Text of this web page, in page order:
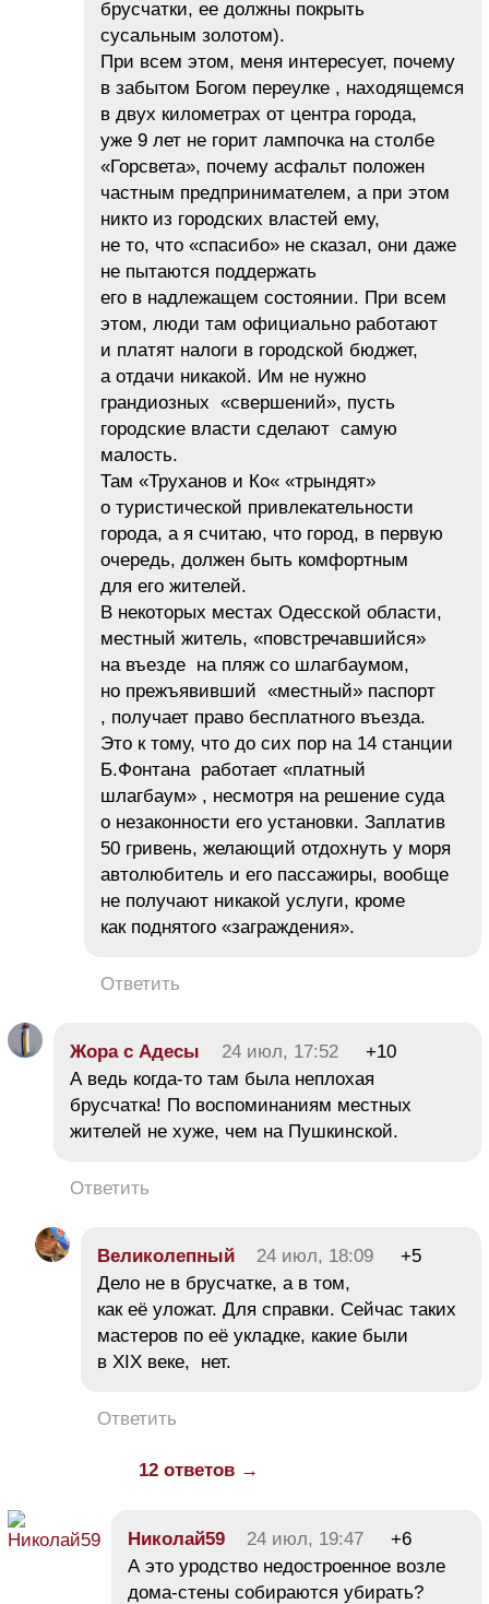
брусчатки, ее должны покрыть
сусальным золотом).
При всем этом, меня интересует, почему
в забытом Богом переулке , находящемся
в двух километрах от центра города,
уже 9 лет не горит лампочка на столбе
«Горсвета», почему асфальт положен
частным предпринимателем, а при этом
никто из городских властей ему,
не то, что «спасибо» не сказал, они даже
не пытаются поддержать
его в надлежащем состоянии. При всем
этом, люди там официально работают
и платят налоги в городской бюджет,
а отдачи никакой. Им не нужно
грандиозных «свершений», пусть
городские власти сделают самую
малость.
Там «Труханов и Ко« «трындят»
о туристической привлекательности
города, а я считаю, что город, в первую
очередь, должен быть комфортным
для его жителей.
В некоторых местах Одесской области,
местный житель, «повстречавшийся»
на въезде на пляж со шлагбаумом,
но прежъявивший «местный» паспорт
, получает право бесплатного въезда.
Это к тому, что до сих пор на 14 станции
Б.Фонтана работает «платный
шлагбаум» , несмотря на решение суда
о незаконности его установки. Заплатив
50 гривень, желающий отдохнуть у моря
автолюбитель и его пассажиры, вообще
не получают никакой услуги, кроме
как поднятого «заграждения».
Ответить
Жора с Адесы 24 июл, 17:52
+10
А ведь когда-то там была неплохая
брусчатка! По воспоминаниям местных
жителей не хуже, чем на Пушкинской.
Ответить
Великолепный 24 июл, 18:09
+5
Дело не в брусчатке, а в том,
как её уложат. Для справки. Сейчас таких
мастеров по её укладке, какие были
в XIX веке, нет.
Ответить
12 ответов →
Николай59 24 июл, 19:47
+6
А это уродство недостроенное возле
дома-стены собираются убирать?